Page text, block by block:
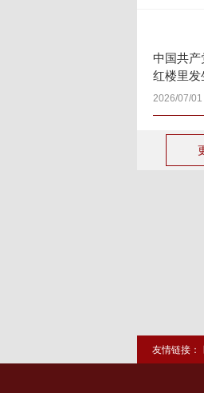
中国共产
红楼里发
2026/07/01
友情链接：